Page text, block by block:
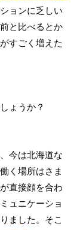
ョンに乏しい
と比べるとか
すごく増えた
ょうか？
今は北海道な
く場所はさま
直接顔を合わ
ュニケーショ
ました。そこ